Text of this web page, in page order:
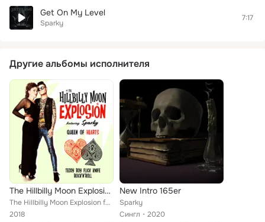
Get On My Level
Sparky
7:17
Другие альбомы исполнителя
The Hillbilly Moon Explosion
The Hillbilly Moon Explosion feat. Sparky
2018
New Intro 165er
Sparky
Сингл
2020